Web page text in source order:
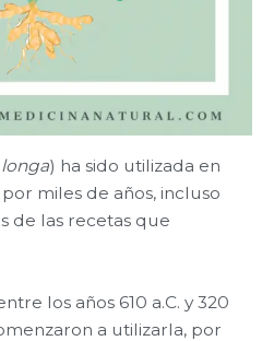
) ha sido utilizada en
miles de años, incluso
de las recetas que
los años 610 a.C. y 320
a utilizarla, por